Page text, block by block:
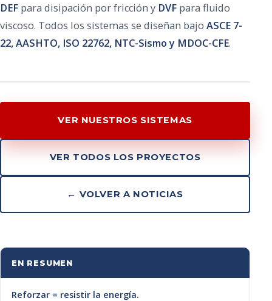
DEF para disipación por fricción y DVF para fluido
viscoso. Todos los sistemas se diseñan bajo ASCE 7-
22, AASHTO, ISO 22762, NTC-Sismo y MDOC-CFE.
VER NUESTROS SISTEMAS
VER TODOS LOS PROYECTOS
← VOLVER A NOTICIAS
EN RESUMEN
Reforzar = resistir la energía.